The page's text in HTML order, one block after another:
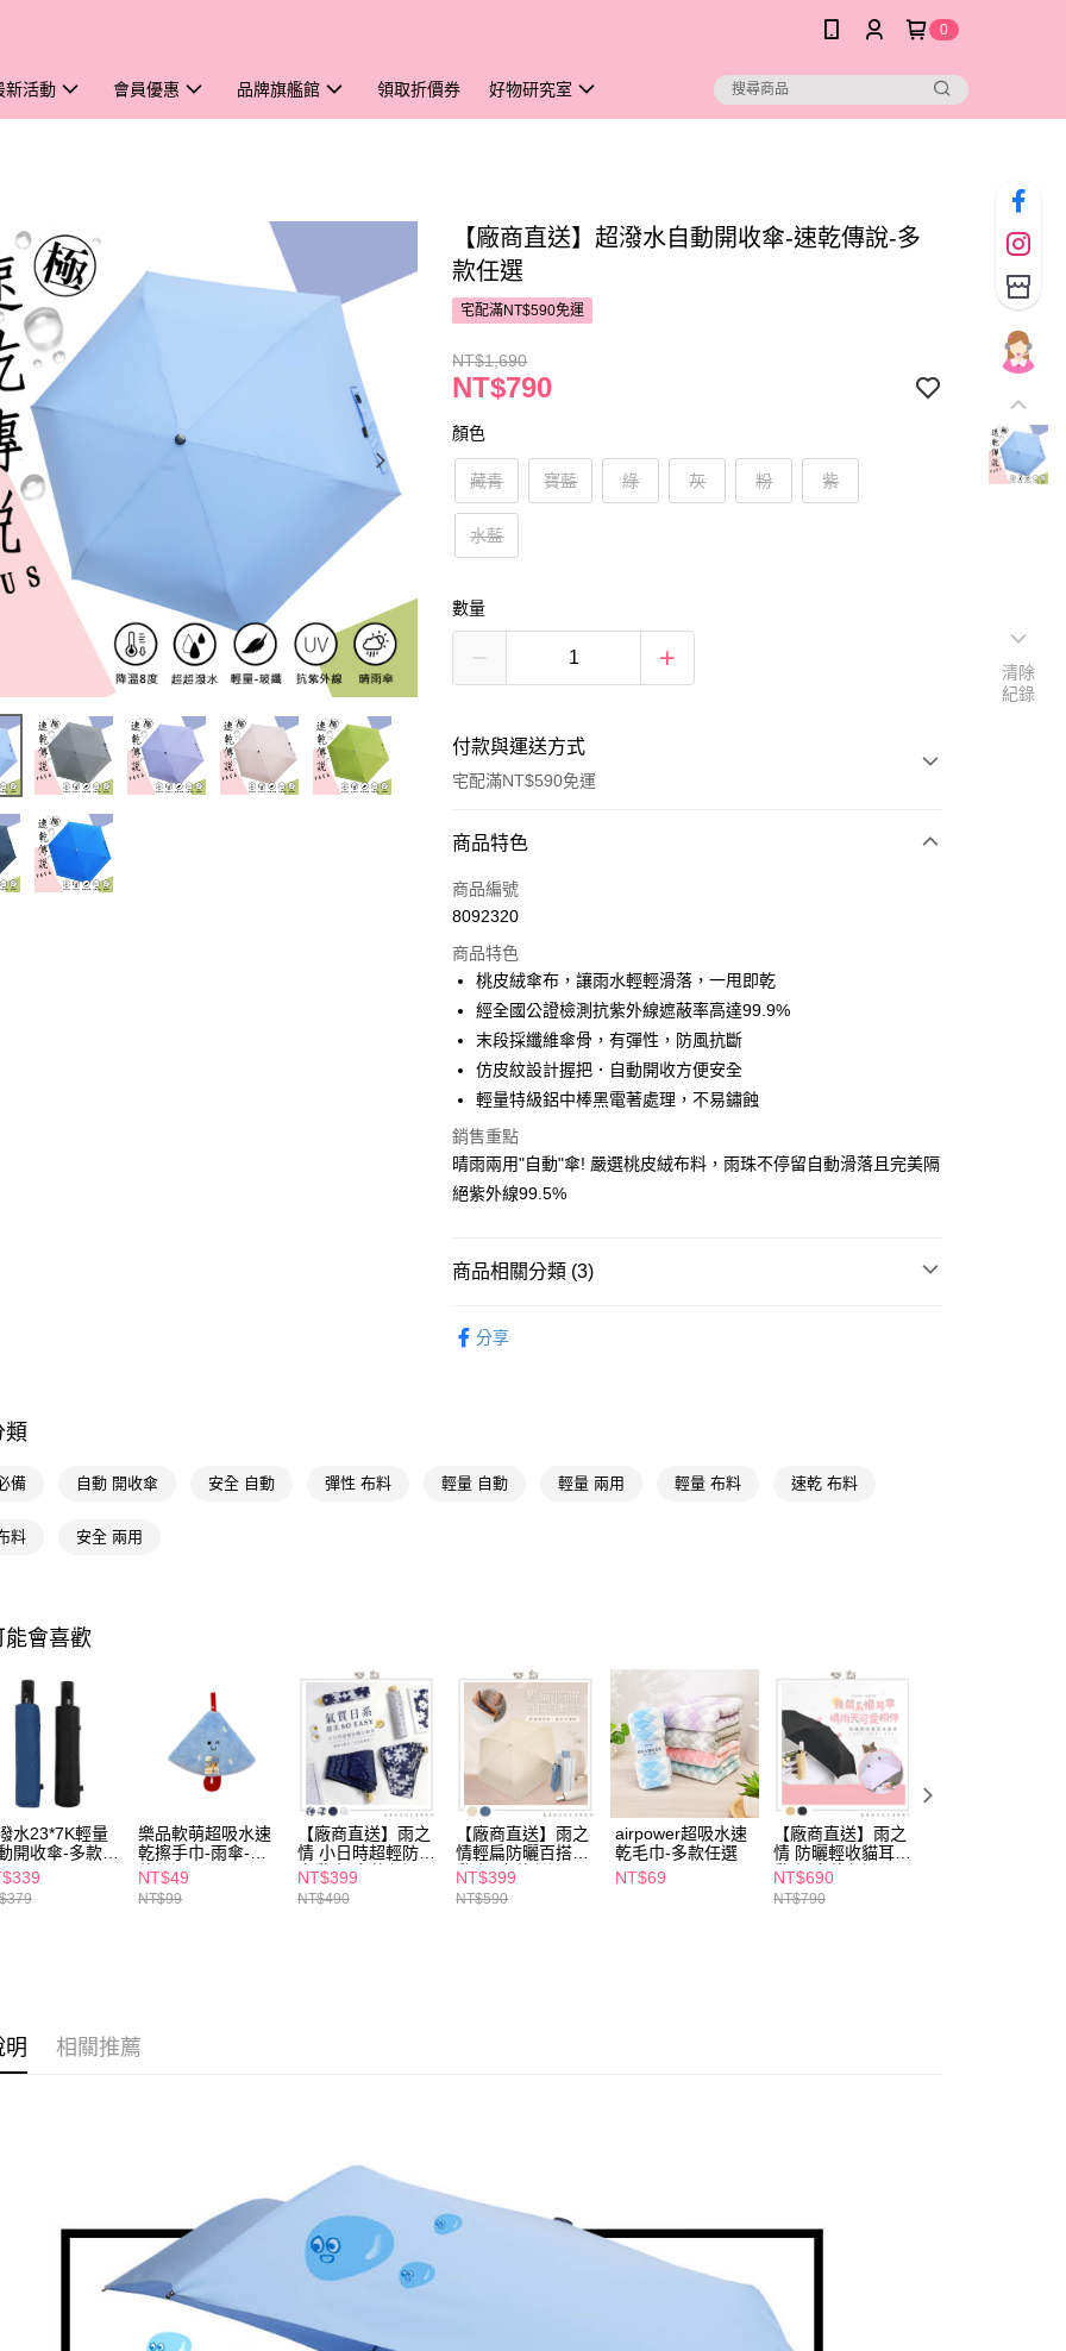
0
新活動 會員優惠 品牌旗艦館 領取折價券 好物研究室
【廠商直送】超潑水自動開收傘-速乾傳說-多
款任選
宅配滿NT$590免運
NT$1,690
NT$790
顏色
藏青 寶藍 綠 灰 粉 紫
水藍
數量
付款與運送方式
宅配滿NT$590免運
付款方式
POYA支付
LINE Pay
Apple Pay
街口支付
悠遊付
Google Pay
AFTEE先享後付
AFTEE先享後付是「在收到商品之後才付款」的支付方式。 讓您購物簡單
２．便利：只要手機號碼，簡訊認證，即可結帳。
３．安心：先確認商品／服務後，再付款。
３．收到繳費通知簡訊後14天內，點擊此簡訊中的連結，可透過四大超商
【注意事項】
１．透過由恩沛科技股份有限公司提供之「AFTEE先享後付」服務完成之
交易，需依本服務之必要範圍內提供個人資料，並將交易相關給付款項請
求債權轉讓予恩沛科技股份有限公司。
２．關於個人資料處理事宜，請瀏覽以下網址：
https://aftee.tw/terms/#terms3
３．未成年的使用者請事先徵得法定代理人或監護人之同意方可使用
「AFTEE先享後付」，若未經同意申辦者引起之損失，本公司不負相關責
任。
４．使用「AFTEE先享後付」時，將依據個別帳號之用戶狀況，依本公司
即時審查核予不同之上限額度；若仍有額度不足之情形，本公司將視審查
結果請求用戶進行身份認證。
宅配(廠商直送🚚)
商品特色
商品編號
8092320
商品特色
桃皮絨傘布，讓雨水輕輕滑落，一甩即乾
經全國公證檢測抗紫外線遮蔽率高達99.9%
末段採纖維傘骨，有彈性，防風抗斷
仿皮紋設計握把．自動開收方便安全
輕量特級鋁中棒黑電著處理，不易鏽蝕
銷售重點
晴雨兩用"自動"傘! 嚴選桃皮絨布料，雨珠不停留自動滑落且完美隔
絕紫外線99.5%
商品相關分類 (3)
分享
類
備 自動 開收傘 安全 自動 彈性 布料 輕量 自動 輕量 兩用 輕量 布料 速乾 布料
料 安全 兩用
能會喜歡
水23*7K輕量
開收傘-多款任
樂品軟萌超吸水速
乾擦手巾-雨傘-多
款任選
NT$49
NT$99
【廠商直送】雨之
情 小日時超輕防曬
自動傘-多款任選
NT$399
NT$490
【廠商直送】雨之
情輕扁防曬百搭自
動傘_多款任選
NT$399
NT$590
airpower超吸水速
乾毛巾-多款任選
NT$69
【廠商直送】雨之
情 防曬輕收貓耳自
動傘-多款任選
NT$690
NT$790
明 相關推薦
清除
紀錄